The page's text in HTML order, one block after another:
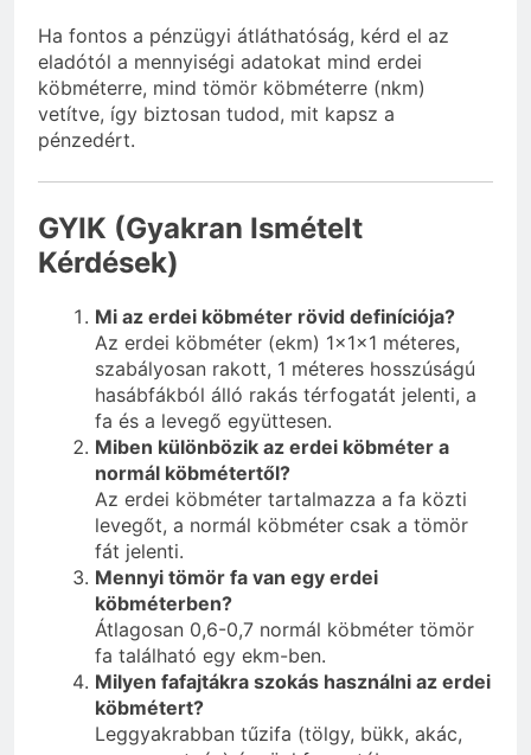
Ha fontos a pénzügyi átláthatóság, kérd el az
eladótól a mennyiségi adatokat mind erdei
köbméterre, mind tömör köbméterre (nkm)
vetítve, így biztosan tudod, mit kapsz a
pénzedért.
GYIK (Gyakran Ismételt
Kérdések)
Mi az erdei köbméter rövid definíciója?
Az erdei köbméter (ekm) 1x1x1 méteres,
szabályosan rakott, 1 méteres hosszúságú
hasábfákból álló rakás térfogatát jelenti, a
fa és a levegő együttesen.
Miben különbözik az erdei köbméter a
normál köbmétertől?
Az erdei köbméter tartalmazza a fa közti
levegőt, a normál köbméter csak a tömör
fát jelenti.
Mennyi tömör fa van egy erdei
köbméterben?
Átlagosan 0,6-0,7 normál köbméter tömör
fa található egy ekm-ben.
Milyen fafajtákra szokás használni az erdei
köbmétert?
Leggyakrabban tűzifa (tölgy, bükk, akác,